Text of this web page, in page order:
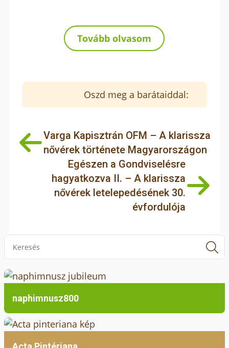
Tovább olvasom
Oszd meg a barátaiddal:
Varga Kapisztrán OFM – A klarissza
nővérek története Magyarországon
Egészen a Gondviselésre
hagyatkozva II. – A klarissza
nővérek letelepedésének 30.
évfordulója
naphimnusz800